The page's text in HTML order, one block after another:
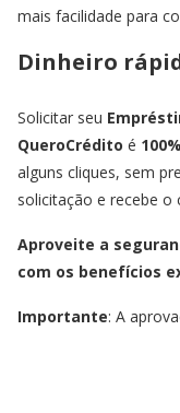
mais facilidade para
Dinheiro
Solicitar seu
QueroCrédito é
alguns cliques, sem
solicitação e recebe o
Aproveite a
com os benefícios
Importante: A